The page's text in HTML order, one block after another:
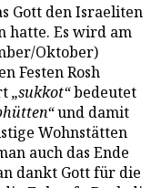
Gott den Israeliten
hatte. Es wird am
Oktober)
Festen Rosh
„sukkot“bedeutet
und damit
Wohnstätten
auch das Ende
dankt Gott für die